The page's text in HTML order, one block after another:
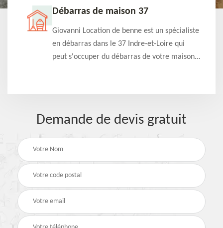
Débarras de maison 37
Giovanni Location de benne est un spécialiste
en débarras dans le 37 Indre-et-Loire qui
peut s'occuper du débarras de votre maison
Demande de devis gratuit